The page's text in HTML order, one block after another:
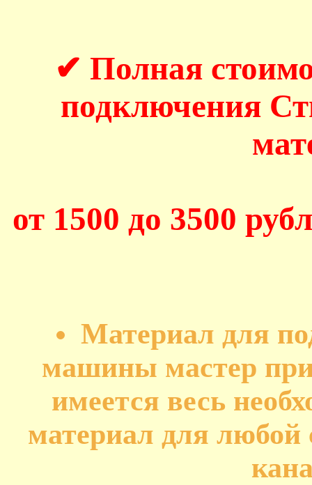
✔ Полная
подключения
от 1500 до 3500
Материал для
машины мастер
имеется весь
материал для любой